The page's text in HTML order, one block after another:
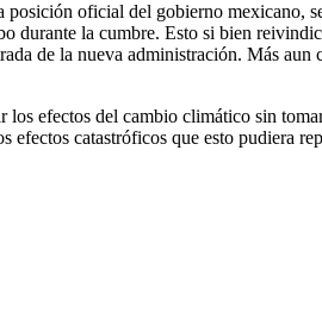
posición oficial del gobierno mexicano,
durante la cumbre. Esto si bien
de la nueva administración. Más
efectos del cambio climático sin
efectos catastróficos que esto pudiera